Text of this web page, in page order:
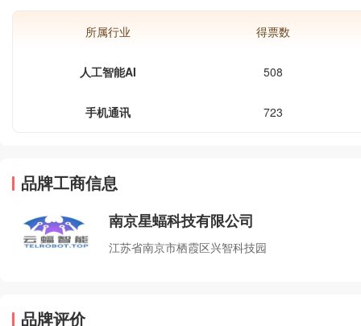
人。这次事件表明，尽管日本机器人
挺近，我们仿佛能够听到机器人家族的
人又具备哪些杀手锏呢？据悉，机器
中心正式上岗啦，“硬实力”秀一波，初
所属行业 得票数
人工智能AI 508
手机通讯 723
品牌工商信息
南京星蝠科技有限公司
江苏省南京市栖霞区兴智科技园
品牌评价